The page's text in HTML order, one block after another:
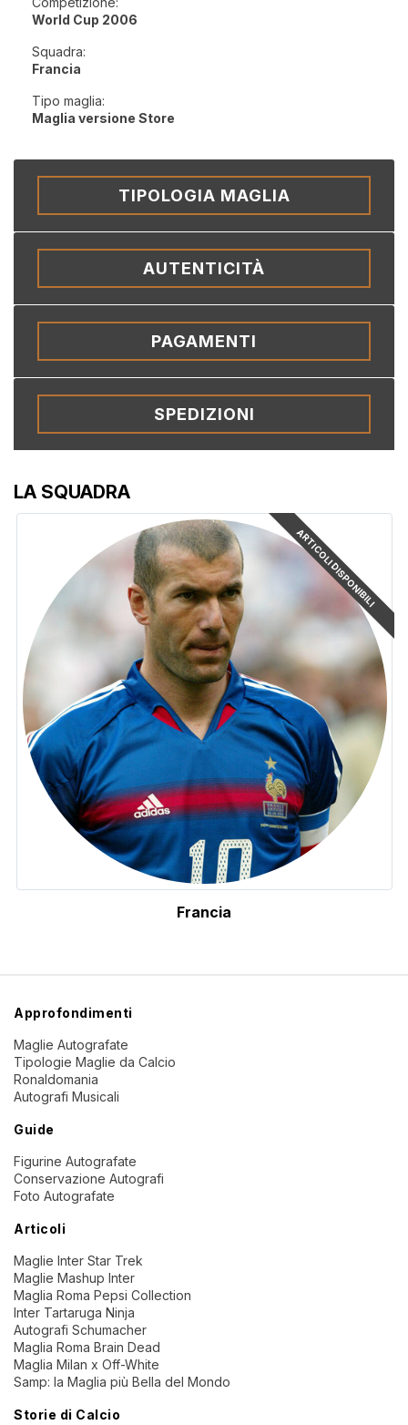
LA SQUADRA
ARTICOLI DISPONIBILI
Francia
World Cup 2006
Squadra:
Francia
Tipo maglia:
Maglia versione Store
TIPOLOGIA MAGLIA
AUTENTICITÀ
PAGAMENTI
SPEDIZIONI
Approfondimenti
Maglie Autografate
Tipologie Maglie da Calcio
Ronaldomania
Autografi Musicali
Guide
Figurine Autografate
Conservazione Autografi
Foto Autografate
Articoli
Maglie Inter Star Trek
Maglie Mashup Inter
Maglia Roma Pepsi Collection
Inter Tartaruga Ninja
Autografi Schumacher
Maglia Roma Brain Dead
Maglia Milan x Off-White
Samp: la Maglia più Bella del Mondo
Storie di Calcio